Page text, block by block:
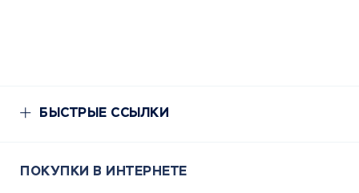
БЫСТРЫЕ ССЫЛКИ
ПОКУПКИ В ИНТЕРНЕТЕ